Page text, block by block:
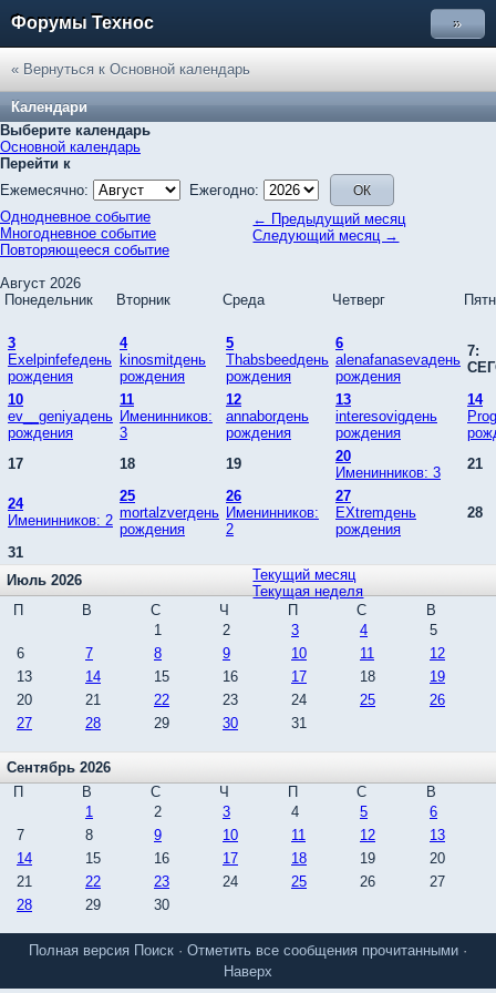
Форумы Технос »
« Вернуться к Основной календарь
Календари
Выберите календарь
Основной календарь
Перейти к
Ежемесячно:
Ежегодно:
← Предыдущий месяц
Следующий месяц →
Однодневное событие
Многодневное событие
Повторяющееся событие
Август 2026
Понедельник
Вторник Среда Четверг
3
Exelpinfefeдень
рождения
4
kinosmitдень
рождения
5
Thabsbeedдень
рождения
6
alenafanasevaдень
рождения
7:
10
ev__geniyaдень
рождения
11
Именинников:
3
12
annaborдень
рождения
13
interesovigдень
рождения
14
17
18 19
20
Именинников: 3
21
24
Именинников: 2
25
mortalzverдень
рождения
26
Именинников:
2
27
EXtremдень
рождения
28
31
Текущий месяц
Текущая неделя
Июль 2026
П
В С Ч П С
В
1
2 3 4
5
6
7 8 9 10 11
12
13
14 15 16 17 18
19
20
21 22 23 24 25
26
27
28 29 30 31
Сентябрь 2026
П
В С Ч П С
В
1
2 3 4 5
6
7
8 9 10 11 12
13
14
15 16 17 18 19
20
21
22 23 24 25 26
27
28
29 30
Полная версия Поиск · Отметить все сообщения прочитанными ·
Наверх